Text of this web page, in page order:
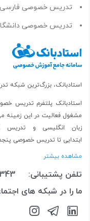
تدریس خصوصی فارسی
تدریس خصوصی
استادبانک، بزرگ‌ترین شبکه
استادبانک پلتفرم تدریس
مشغول فعالیت در این زمینه
زبان انگلیسی و تدریس
ابتدایی تا تدریس خصوصی پنجم
مشاهده بیشتر
تلفن پشتیبانی:
ما را در شبکه های